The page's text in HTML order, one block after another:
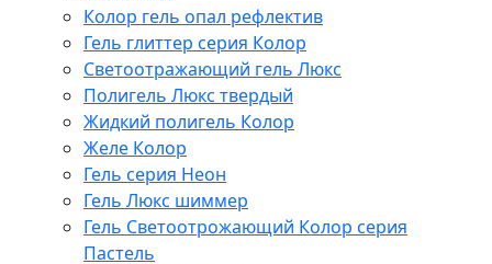
Колор гель опал рефлектив
Гель глиттер серия Колор
Светоотражающий гель Люкс
Полигель Люкс твердый
Жидкий полигель Колор
Желе Колор
Гель серия Неон
Гель Люкс шиммер
Гель Светоотрожающий Колор серия
Пастель